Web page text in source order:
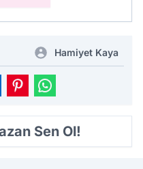
Hamiyet Kaya
Sen Ol!